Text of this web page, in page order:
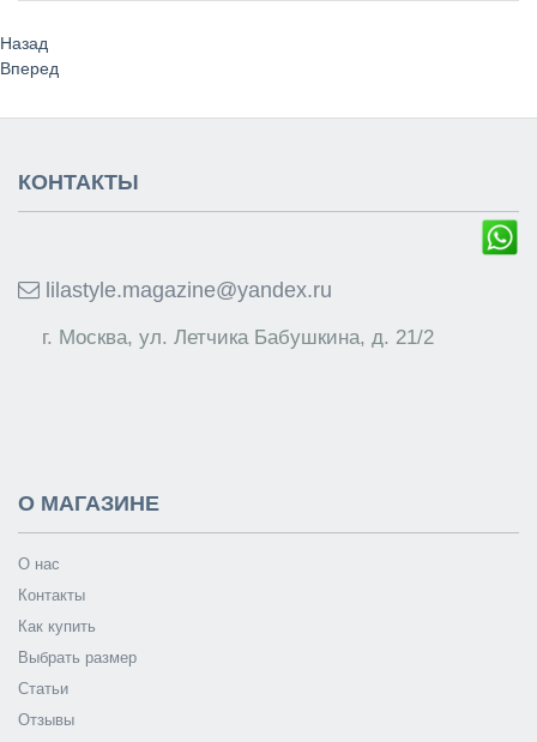
Назад
Вперед
КОНТАКТЫ
lilastyle.magazine@yandex.ru
г. Москва, ул. Летчика Бабушкина, д. 21/2
О МАГАЗИНЕ
О нас
Контакты
Как купить
Выбрать размер
Статьи
Отзывы